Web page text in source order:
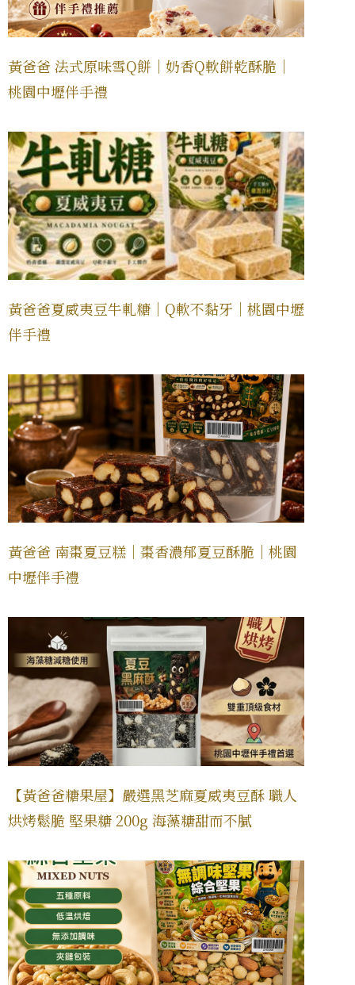
黃爸爸 法式原味雪Q餅｜奶香Q軟餅乾酥脆｜
桃園中壢伴手禮
黃爸爸夏威夷豆牛軋糖｜Q軟不黏牙｜桃園中壢
伴手禮
黃爸爸 南棗夏豆糕｜棗香濃郁夏豆酥脆｜桃園
中壢伴手禮
【黃爸爸糖果屋】嚴選黑芝麻夏威夷豆酥 職人
烘烤鬆脆 堅果糖 200g 海藻糖甜而不膩